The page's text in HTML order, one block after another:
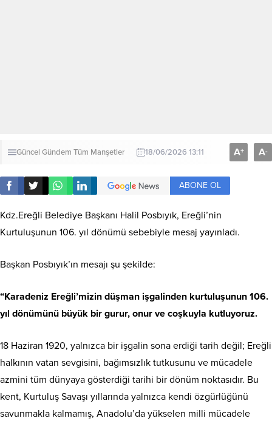
Güncel Gündem Tüm Manşetler 18/06/2026 13:11 A+ A-
ABONE OL
Kdz.Ereğli Belediye Başkanı Halil Posbıyık, Ereğli’nin
Kurtuluşunun 106. yıl dönümü sebebiyle mesaj yayınladı.
Başkan Posbıyık’ın mesajı şu şekilde:
“Karadeniz Ereğli’mizin düşman işgalinden kurtuluşunun 106.
yıl dönümünü büyük bir gurur, onur ve coşkuyla kutluyoruz.
18 Haziran 1920, yalnızca bir işgalin sona erdiği tarih değil; Ereğli
halkının vatan sevgisini, bağımsızlık tutkusunu ve mücadele
azmini tüm dünyaya gösterdiği tarihi bir dönüm noktasıdır. Bu
kent, Kurtuluş Savaşı yıllarında yalnızca kendi özgürlüğünü
savunmakla kalmamış, Anadolu’da yükselen milli mücadele